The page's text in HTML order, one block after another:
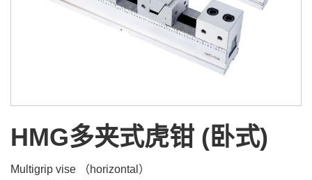
HMG多夹式虎钳 (卧式)
Multigrip vise （horizontal）